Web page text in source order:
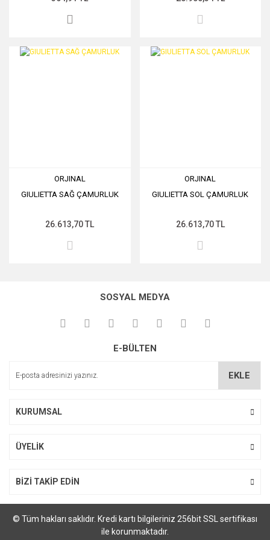
ORJINAL
GIULIETTA SAĞ ÇAMURLUK
26.613,70 TL
ORJINAL
GIULIETTA SOL ÇAMURLUK
26.613,70 TL
SOSYAL MEDYA
E-BÜLTEN
EKLE
KURUMSAL
ÜYELİK
BİZİ TAKİP EDİN
© Tüm hakları saklıdır. Kredi kartı bilgileriniz 256bit SSL sertifikası
ile korunmaktadır.